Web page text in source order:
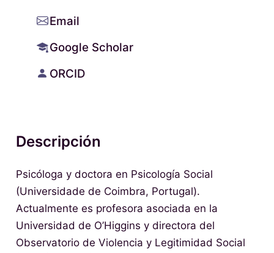
Email
Google Scholar
ORCID
Descripción
Psicóloga y doctora en Psicología Social
(Universidade de Coimbra, Portugal).
Actualmente es profesora asociada en la
Universidad de O’Higgins y directora del
Observatorio de Violencia y Legitimidad Social